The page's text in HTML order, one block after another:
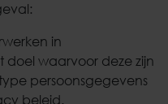
in
doel waarvoor deze zijn
persoonsgegevens
beleid.